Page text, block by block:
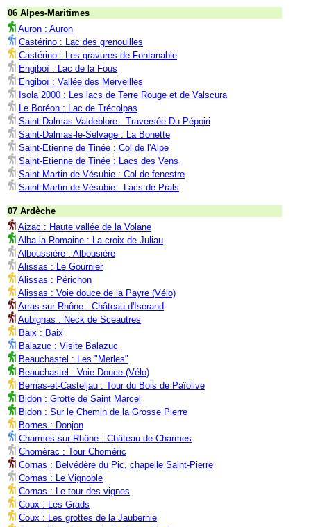
06 Alpes-Maritimes
Auron : Auron
Castérino : Lac des grenouilles
Castérino : Les gravures de Fontanable
Engiboï : Lac de la Fous
Engiboï : Vallée des Merveilles
Isola 2000 : Les lacs de Terre Rouge et de Valscura
Le Boréon : Lac de Trécolpas
Saint Dalmas Valdeblore : Traversée Du Pépoiri
Saint-Dalmas-le-Selvage : La Bonette
Saint-Etienne de Tinée : Col de l'Alpe
Saint-Etienne de Tinée : Lacs des Vens
Saint-Martin de Vésubie : Col de fenestre
Saint-Martin de Vésubie : Lacs de Prals
07 Ardèche
Aizac : Haute vallée de la Volane
Alba-la-Romaine : La croix de Juliau
Alboussière : Albousière
Alissas : Le Gournier
Alissas : Périchon
Alissas : Voie douce de la Payre (Vélo)
Arras sur Rhône : Château d'Iserand
Aubignas : Neck de Sceautres
Baix : Baix
Balazuc : Visite Balazuc
Beauchastel : Les "Merles"
Beauchastel : Voie Douce (Vélo)
Berrias-et-Casteljau : Tour du Bois de Païolive
Bidon : Grotte de Saint Marcel
Bidon : Sur le Chemin de la Grosse Pierre
Bornes : Donjon
Charmes-sur-Rhône : Château de Charmes
Chomérac : Tour Choméric
Cornas : Belvédère du Pic, chapelle Saint-Pierre
Cornas : Le Vignoble
Cornas : Le tour des vignes
Coux : Les Grads
Coux : Les grottes de la Jaubernie